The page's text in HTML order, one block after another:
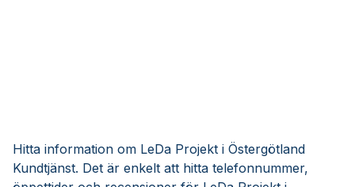
Hitta information om LeDa Projekt i Östergötland
Kundtjänst. Det är enkelt att hitta telefonnummer,